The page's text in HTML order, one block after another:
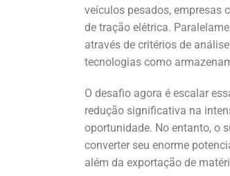
veículos pesados, empresas
de tração elétrica.
através de critérios de
tecnologias como
O desafio agora é escalar
redução significativa na
oportunidade. No entanto, o
converter seu enorme
além da exportação de